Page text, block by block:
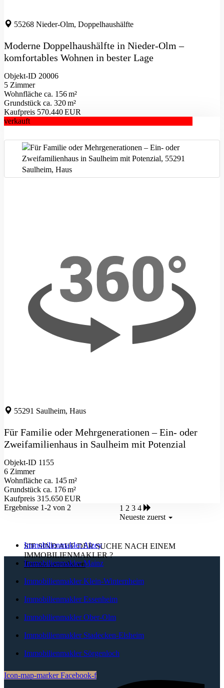
55268 Nieder-Olm, Doppelhaushälfte
Moderne Doppelhaushälfte in Nieder-Olm –
komfortables Wohnen in bester Lage
Objekt-ID 20006
5 Zimmer
Wohnfläche ca. 156 m²
Grund­stück ca. 320 m²
Kaufpreis 570.440 EUR
verkauft
55291 Saulheim, Haus
Für Familie oder Mehrgenerationen – Ein- oder
Zweifamilienhaus in Saulheim mit Potenzial
Objekt-ID 1155
6 Zimmer
Wohnfläche ca. 145 m²
Grund­stück ca. 176 m²
Kaufpreis 315.650 EUR
Ergebnisse 1-2 von 2
1 2 3 4
Neueste zuerst
SIE SIND AUF DER SUCHE NACH EINEM
IMMOBILIENMAKLER?
Termin vereinbaren
Immobilienmakler Alzey
Immobilienmakler Mainz
Immobilienmakler Klein-Winternheim
Immobilienmakler Essenheim
Immobilienmakler Ober-Olm
Immobilienmakler Stadecken-Elsheim
Immobilienmakler Sörgenloch
Icon-map-marker Facebook-f